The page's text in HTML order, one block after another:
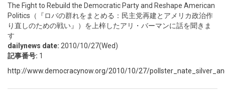
The Fight to Rebuild the Democratic Party and Reshape American
Politics（『ロバの群れをまとめる：民主党再建とアメリカ政治作
り直しのための戦い』）を上梓したアリ・バーマンに話を聞きま
す
dailynews date: 2010/10/27(Wed)
記事番号: 1
http://www.democracynow.org/2010/10/27/